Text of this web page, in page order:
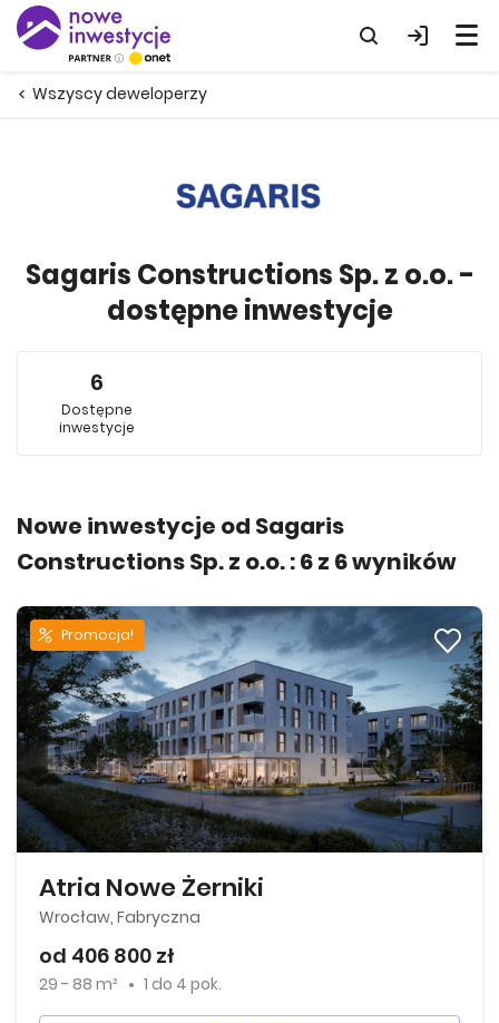
Wszyscy deweloperzy
Sagaris Constructions Sp. z o.o. -
dostępne inwestycje
6
Dostępne
inwestycje
Nowe inwestycje od Sagaris
Constructions Sp. z o.o. :6z 6wyników
Promocja!
Atria Nowe Żerniki
Wrocław, Fabryczna
od 406 800 zł
29 - 88 m² 1 do 4 pok.